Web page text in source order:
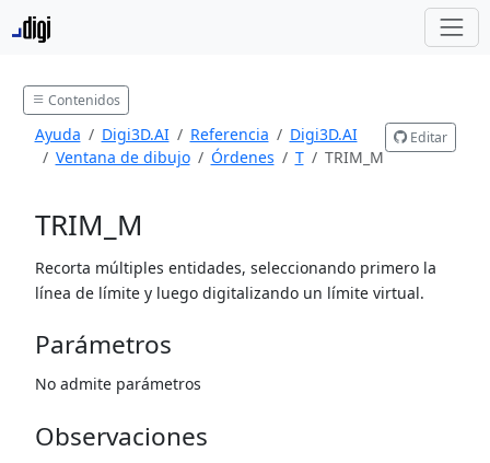
Contenidos
Ayuda Digi3D.AI Referencia
Digi3D.AI
Ventana de dibujo
Órdenes T TRIM_M
Editar
TRIM_M
Recorta múltiples entidades, seleccionando primero la
línea de límite y luego digitalizando un límite virtual.
Parámetros
No admite parámetros
Observaciones